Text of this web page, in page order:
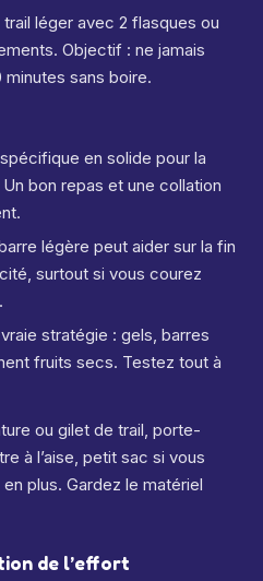
trail léger avec 2 flasques ou
Objectif : ne jamais
sans boire.
en solide pour la
bon repas et une collation
légère peut aider sur la fin
surtout si vous courez
stratégie : gels, barres
fruits secs. Testez tout à
ou gilet de trail, porte-
à l’aise, petit sac si vous
plus. Gardez le matériel
de l’effort